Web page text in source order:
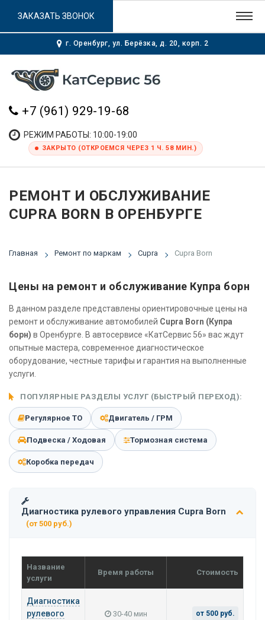
г. Оренбург, ул. Берёзка, д. 20, корп. 2
+7 (961) 929-19-68
РЕЖИМ РАБОТЫ: 10:00-19:00
ЗАКРЫТО (ОТКРОЕМСЯ ЧЕРЕЗ 1 Ч. 58 МИН.)
ЗАКАЗАТЬ ЗВОНОК
РЕМОНТ И ОБСЛУЖИВАНИЕ
CUPRA BORN В ОРЕНБУРГЕ
Главная Ремонт по маркам Cupra Cupra Born
Цены на ремонт и обслуживание Купра борн
В данном разделе представлены ориентировочные цены на
ремонт и обслуживание автомобилей Cupra Born (Купра
борн) в Оренбурге. В автосервисе «КатСервис 56» вас ждут
опытные мастера, современное диагностическое
оборудование, честные тарифы и гарантия на выполненные
услуги.
ПОПУЛЯРНЫЕ РАЗДЕЛЫ УСЛУГ (БЫСТРЫЙ ПЕРЕХОД):
Регулярное ТО Двигатель / ГРМ
Подвеска / Ходовая Тормозная система
Коробка передач
Диагностика рулевого управления Cupra Born
(от 500 руб.)
Название
услуги
Время работы Стоимость
Диагностика
рулевого
30-40 мин от 500 руб.